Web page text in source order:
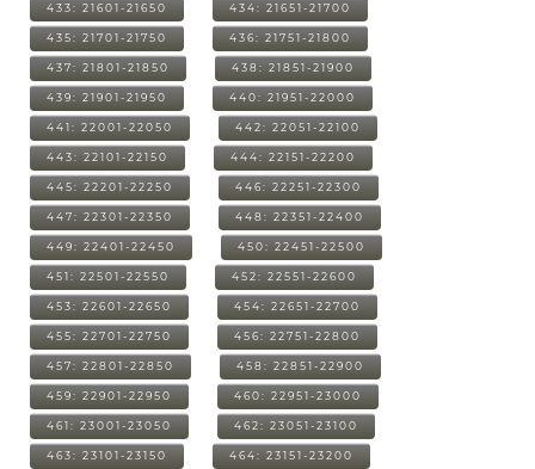
433: 21601-21650 434: 21651-21700
435: 21701-21750 436: 21751-21800
437: 21801-21850 438: 21851-21900
439: 21901-21950 440: 21951-22000
441: 22001-22050 442: 22051-22100
443: 22101-22150 444: 22151-22200
445: 22201-22250 446: 22251-22300
447: 22301-22350 448: 22351-22400
449: 22401-22450 450: 22451-22500
451: 22501-22550 452: 22551-22600
453: 22601-22650 454: 22651-22700
455: 22701-22750 456: 22751-22800
457: 22801-22850 458: 22851-22900
459: 22901-22950 460: 22951-23000
461: 23001-23050 462: 23051-23100
463: 23101-23150 464: 23151-23200